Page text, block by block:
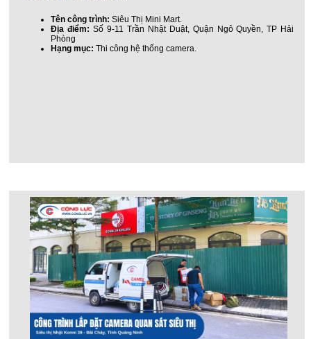
Tên công trình:Siêu Thị Mini Mart.
Địa điểm:Số 9-11 Trần Nhật Duật, Quận Ngô Quyền, TP Hải
Phòng
Hạng mục:Thi công hệ thống camera.